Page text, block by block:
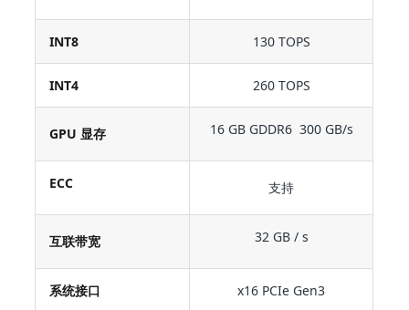
INT8 130 TOPS
INT4 260 TOPS
GPU 显存 16 GB GDDR6 300 GB/s
ECC 支持
互联带宽 32 GB / s
系统接口 x16 PCIe Gen3